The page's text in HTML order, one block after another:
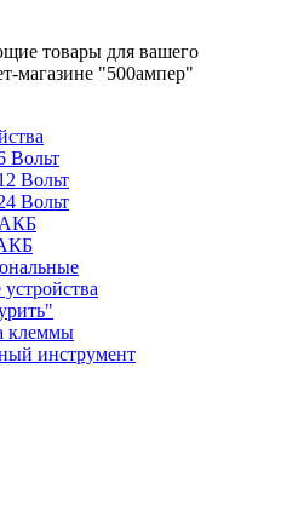
товары для вашего
магазине "500ампер"
Вольт
Вольт
Вольт
АКБ
клеммы
инструмент